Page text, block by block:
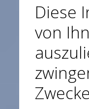
Diese
von